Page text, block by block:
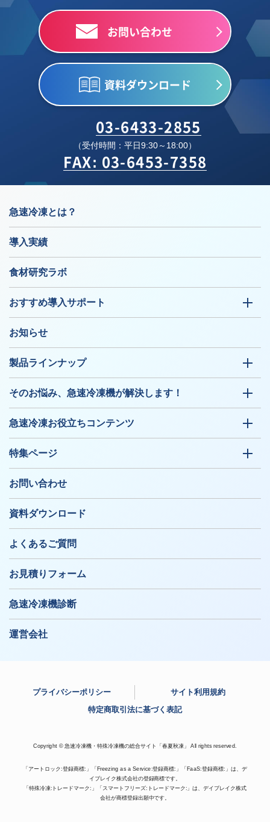
お問い合わせ
資料ダウンロード
03-6433-2855
（受付時間：平日9:30～18:00）
FAX: 03-6453-7358
急速冷凍とは？
導入実績
食材研究ラボ
おすすめ導入サポート
お知らせ
製品ラインナップ
そのお悩み、急速冷凍機が解決します！
急速冷凍お役立ちコンテンツ
特集ページ
お問い合わせ
資料ダウンロード
よくあるご質問
お見積りフォーム
急速冷凍機診断
運営会社
プライバシーポリシー
サイト利用規約
特定商取引法に基づく表記
Copyright © 急速冷凍機・特殊冷凍機の総合サイト「春夏秋凍」 All rights reserved.
「アートロック:登録商標:」「Freezing as a Service:登録商標:」「FaaS:登録商標:」は、デ
イブレイク株式会社の登録商標です。
「特殊冷凍:トレードマーク:」「スマートフリーズ:トレードマーク:」は、デイブレイク株式
会社が商標登録出願中です。